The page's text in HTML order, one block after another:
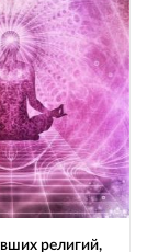
религий,